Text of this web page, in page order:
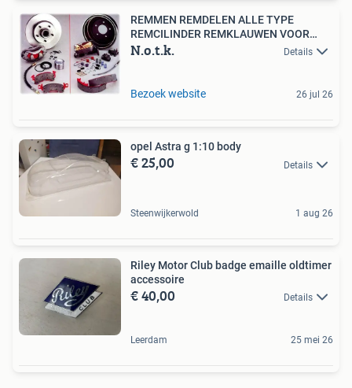
REMMEN REMDELEN ALLE TYPE
REMCILINDER REMKLAUWEN VOOR
BUICK
N.o.t.k. Details
Bezoek website 26 jul 26
opel Astra g 1:10 body
€ 25,00 Details
Steenwijkerwold 1 aug 26
Riley Motor Club badge emaille oldtimer
accessoire
€ 40,00 Details
Leerdam 25 mei 26